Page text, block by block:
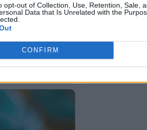
opt-out of Collection, Use, Retention, Sale,
Data that Is Unrelated with the
CONFIRM